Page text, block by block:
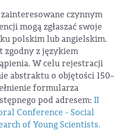
zainteresowane czynnym
mogą zgłaszać swoje
polskim lub angielskim.
zgodny z językiem
W celu rejestracji
abstraktu o objętości 150–
formularza
pod adresem: II
Conference - Social
of Young Scientists.